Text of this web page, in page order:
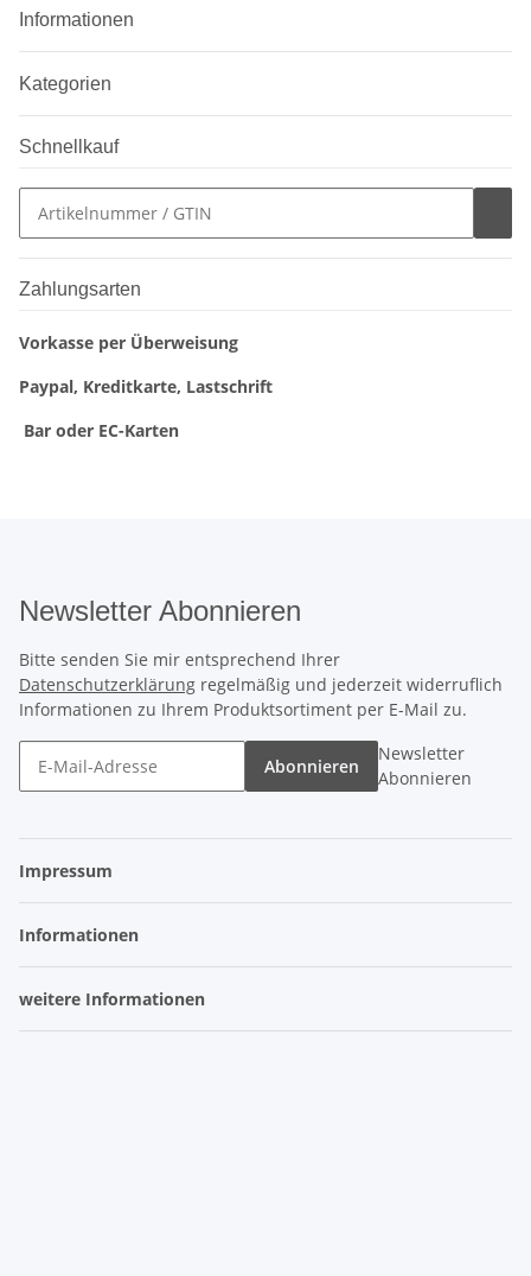
Informationen
Kategorien
Schnellkauf
Zahlungsarten
Vorkasse per Überweisung
Paypal, Kreditkarte, Lastschrift
Bar oder EC-Karten
Newsletter Abonnieren
Bitte senden Sie mir entsprechend Ihrer
Datenschutzerklärung regelmäßig und jederzeit widerruflich
Informationen zu Ihrem Produktsortiment per E-Mail zu.
Abonnieren
Newsletter
Abonnieren
Impressum
Informationen
weitere Informationen